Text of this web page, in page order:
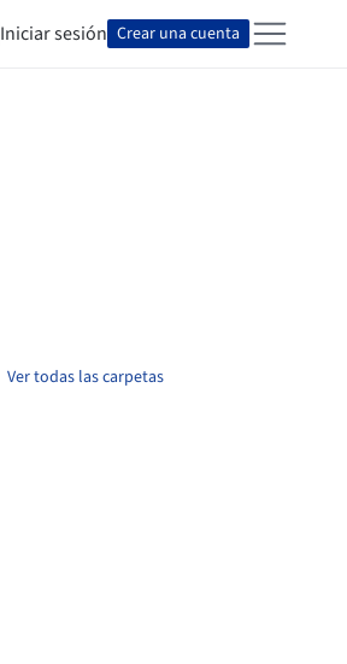
Iniciar sesión Crear una cuenta
Ver todas las carpetas